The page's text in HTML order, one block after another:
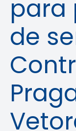
para
de